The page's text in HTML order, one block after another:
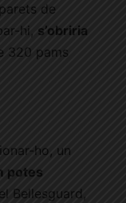
de
hi, s’obriria
320 pams
ho, un
potes
Bellesguard,